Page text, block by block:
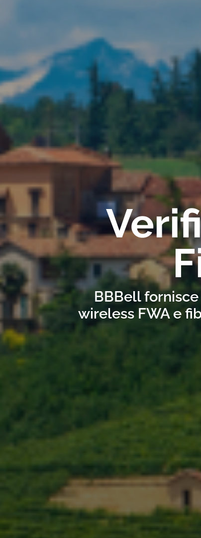
BBBell
wireless FWA e